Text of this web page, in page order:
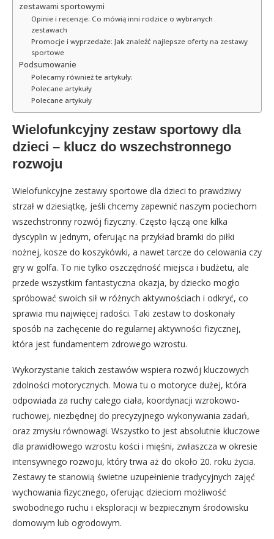
zestawami sportowymi
Opinie i recenzje: Co mówią inni rodzice o wybranych
zestawach
Promocje i wyprzedaże: Jak znaleźć najlepsze oferty na zestawy
sportowe
Podsumowanie
Polecamy również te artykuły:
Polecane artykuły
Polecane artykuły
Wielofunkcyjny zestaw sportowy dla
dzieci – klucz do wszechstronnego
rozwoju
Wielofunkcyjne zestawy sportowe dla dzieci to prawdziwy
strzał w dziesiątkę, jeśli chcemy zapewnić naszym pociechom
wszechstronny rozwój fizyczny. Często łączą one kilka
dyscyplin w jednym, oferując na przykład bramki do piłki
nożnej, kosze do koszykówki, a nawet tarcze do celowania czy
gry w golfa. To nie tylko oszczędność miejsca i budżetu, ale
przede wszystkim fantastyczna okazja, by dziecko mogło
spróbować swoich sił w różnych aktywnościach i odkryć, co
sprawia mu najwięcej radości. Taki zestaw to doskonały
sposób na zachęcenie do regularnej aktywności fizycznej,
która jest fundamentem zdrowego wzrostu.
Wykorzystanie takich zestawów wspiera rozwój kluczowych
zdolności motorycznych. Mowa tu o motoryce dużej, która
odpowiada za ruchy całego ciała, koordynacji wzrokowo-
ruchowej, niezbędnej do precyzyjnego wykonywania zadań,
oraz zmysłu równowagi. Wszystko to jest absolutnie kluczowe
dla prawidłowego wzrostu kości i mięśni, zwłaszcza w okresie
intensywnego rozwoju, który trwa aż do około 20. roku życia.
Zestawy te stanowią świetne uzupełnienie tradycyjnych zajęć
wychowania fizycznego, oferując dzieciom możliwość
swobodnego ruchu i eksploracji w bezpiecznym środowisku
domowym lub ogrodowym.